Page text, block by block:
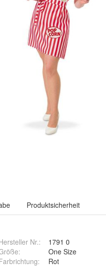
Produktsicherheit
Nr.:
1791 0
:
One Size
: Rot